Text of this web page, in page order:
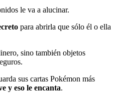
le va a alucinar.
para abrirla que sólo él o ella
sino también objetos
sus cartas Pokémon más
y eso le encanta.